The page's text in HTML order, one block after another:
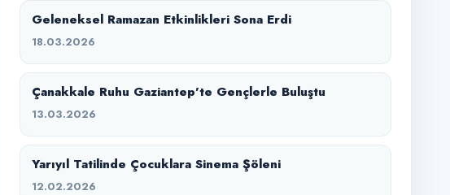
Geleneksel Ramazan Etkinlikleri Sona Erdi
18.03.2026
Çanakkale Ruhu Gaziantep’te Gençlerle Buluştu
13.03.2026
Yarıyıl Tatilinde Çocuklara Sinema Şöleni
12.02.2026